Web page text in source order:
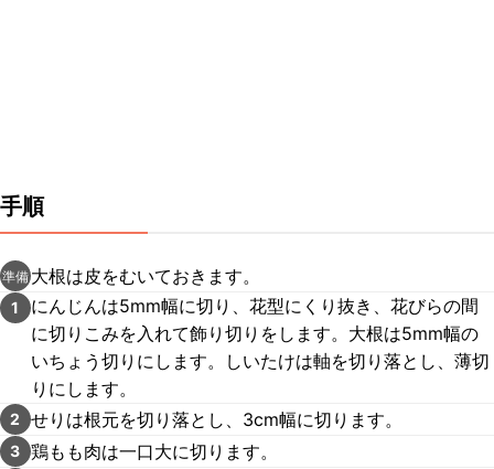
手順
準備 大根は皮をむいておきます。
1
にんじんは5mm幅に切り、花型にくり抜き、花びらの間
に切りこみを入れて飾り切りをします。大根は5mm幅の
いちょう切りにします。しいたけは軸を切り落とし、薄切
りにします。
2 せりは根元を切り落とし、3cm幅に切ります。
3 鶏もも肉は一口大に切ります。